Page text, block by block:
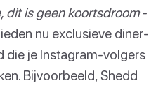
dit is geen koortsdroom-
nu exclusieve diner-
die je Instagram-volgers
Bijvoorbeeld, Shedd